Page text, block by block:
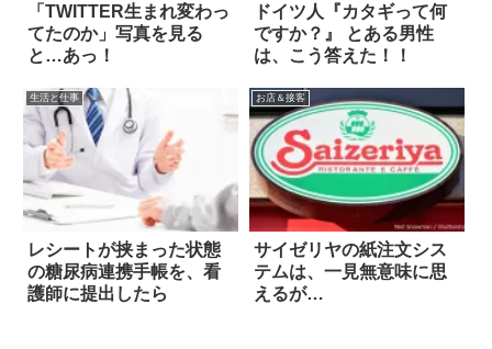
「TWITTER生まれ変わっ
てたのか」写真を見る
と…あっ！
ドイツ人『カタギって何
ですか？』 とある男性
は、こう答えた！！
生活と仕事
レシートが挟まった状態
の糖尿病連携手帳を、看
護師に提出したら
お店＆接客
サイゼリヤの紙注文シス
テムは、一見無意味に思
えるが…